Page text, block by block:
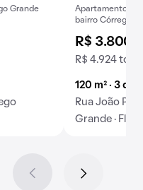
Grande
Apartamento
bairro Córrego
R$ 3.800
R$ 4.924 total
120 m² · 3
Rua João Pio
Grande ·